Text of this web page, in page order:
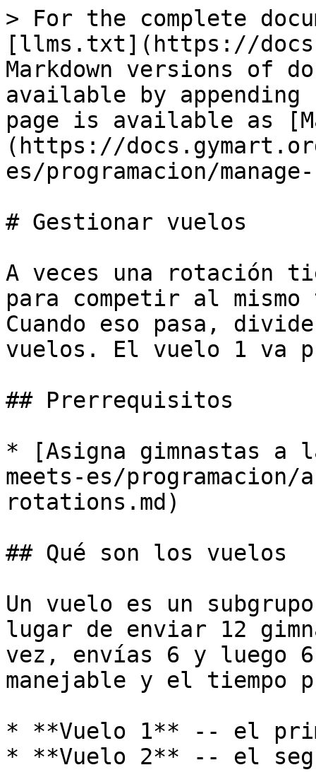
> For the complete
[llms.txt](https://
Markdown versions of
available by
page is available as
(https://
es/programacion/
# Gestionar vuelos
A veces una rotación
para competir al
Cuando eso pasa,
vuelos. El vuelo 1 va
## Prerrequisitos
* [Asigna gimnastas a
meets-es/
rotations.md)
## Qué son los vuelos
Un vuelo es un
lugar de enviar 12
vez, envías 6 y luego
manejable y el tiempo
* **Vuelo 1** -- el
* **Vuelo 2** -- el